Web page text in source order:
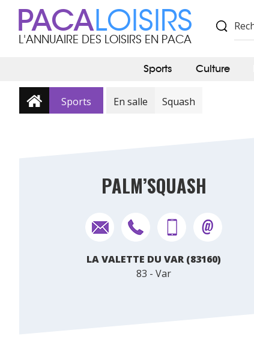
PACALOISIRS
L'ANNUAIRE DES LOISIRS EN PACA
Sports Culture
Sports En salle Squash
PALM’SQUASH
LA VALETTE DU VAR (83160)
83 - Var